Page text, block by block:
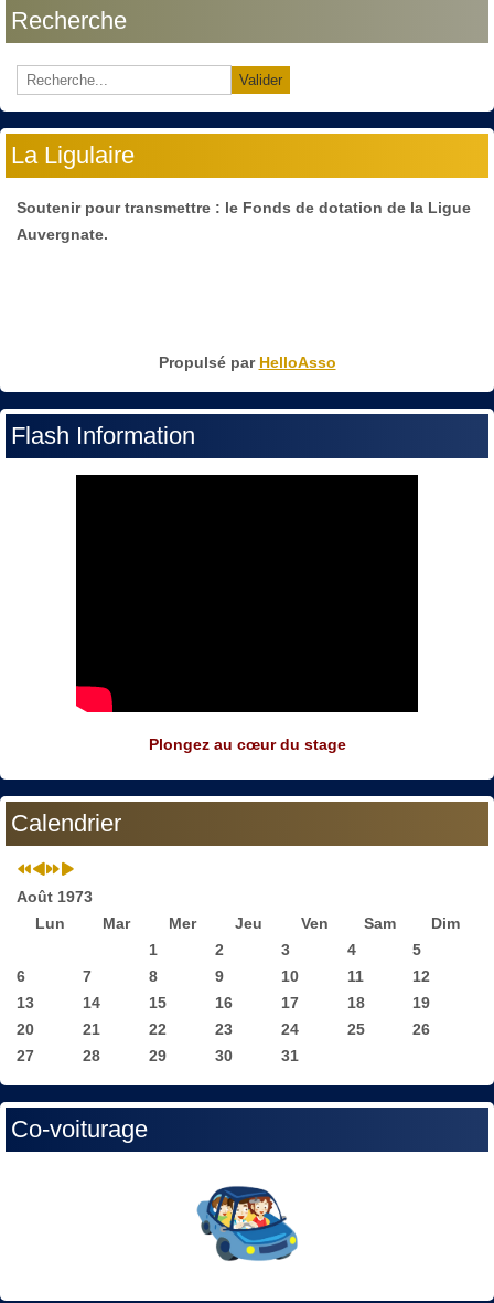
Recherche
Valider
La Ligulaire
Soutenir pour transmettre : le Fonds de dotation de la Ligue
Auvergnate.
Propulsé par HelloAsso
Flash Information
Plongez au cœur du stage
Calendrier
Août 1973
Lun
Mar Mer Jeu Ven Sam
Dim
1
2 3 4
5
6
7 8 9 10 11
12
13
14 15 16 17 18
19
20
21 22 23 24 25
26
27
28 29 30 31
Co-voiturage